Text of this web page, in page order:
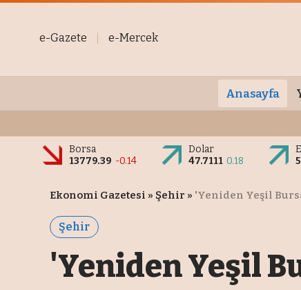
e-Gazete e-Mercek
Anasayfa
Borsa
13779.39 -0.14
Dolar
47.7111 0.18
Ekonomi Gazetesi » Şehir » 'Yeniden Yeşil
Şehir
'Yeniden Yeşil